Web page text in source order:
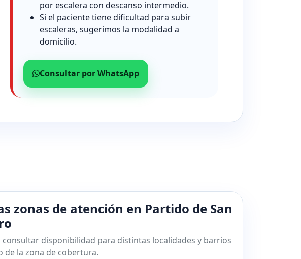
por escalera con descanso intermedio.
Si el paciente tiene dificultad para subir
escaleras, sugerimos la modalidad a
domicilio.
Consultar por WhatsApp
zonas de atención en Partido de San
consultar disponibilidad para distintas localidades y barrios
de la zona de cobertura.